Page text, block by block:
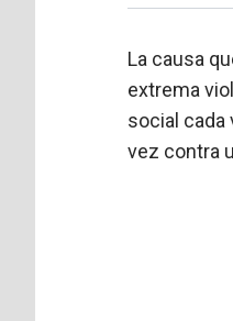
La causa
extrema
social cada
vez contra